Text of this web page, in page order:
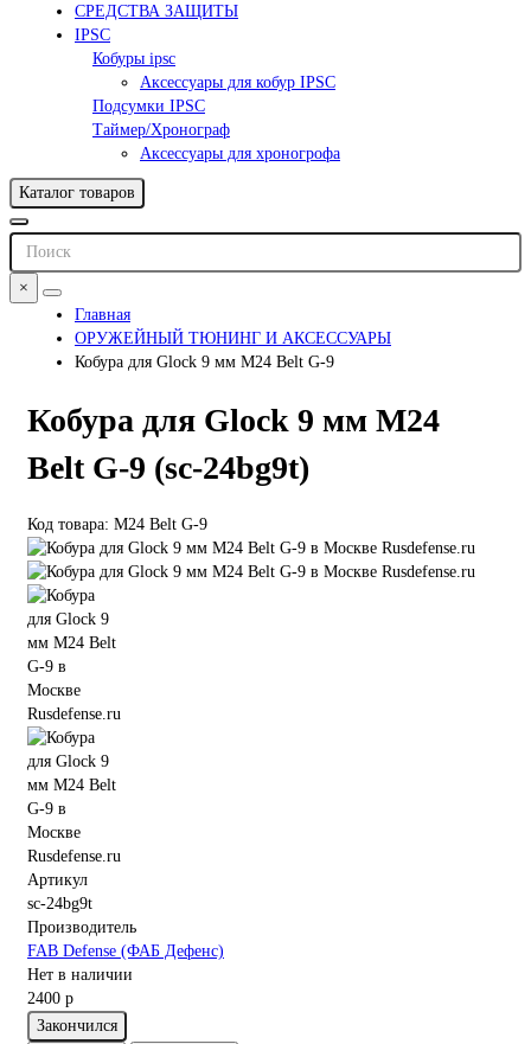
СРЕДСТВА ЗАЩИТЫ
IPSC
Кобуры ipsc
Аксессуары для кобур IPSC
Подсумки IPSC
Таймер/Хронограф
Аксессуары для хроногрофа
Каталог товаров
×
Главная
ОРУЖЕЙНЫЙ ТЮНИНГ И АКСЕССУАРЫ
Кобура для Glock 9 мм M24 Belt G-9
Кобура для Glock 9 мм M24
Belt G-9 (sc-24bg9t)
Код товара: M24 Belt G-9
Артикул
sc-24bg9t
Производитель
FAB Defense (ФАБ Дефенс)
Нет в наличии
2400 р
Закончился